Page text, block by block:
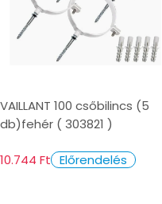
VAILLANT 100 csőbilincs (5
db)fehér ( 303821 )
10.744 Ft Előrendelés